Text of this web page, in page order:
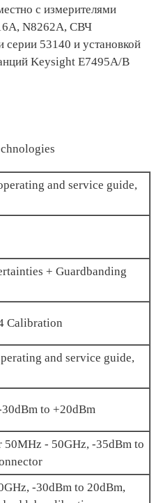
с измерителями
N8262A, СВЧ
серии 53140 и установкой
Keysight E7495A/B
and service guide,
+ Guardbanding
Calibration
and service guide,
to +20dBm
50MHz - 50GHz, -35dBm to
-30dBm to 20dBm,